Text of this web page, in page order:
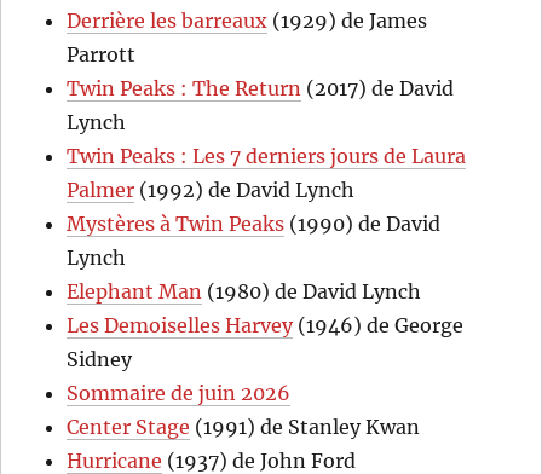
Derrière les barreaux (1929) de James
Parrott
Twin Peaks : The Return (2017) de David
Lynch
Twin Peaks : Les 7 derniers jours de Laura
Palmer (1992) de David Lynch
Mystères à Twin Peaks (1990) de David
Lynch
Elephant Man (1980) de David Lynch
Les Demoiselles Harvey(1946) de George
Sidney
Sommaire de juin 2026
Center Stage (1991) de Stanley Kwan
Hurricane (1937) de John Ford